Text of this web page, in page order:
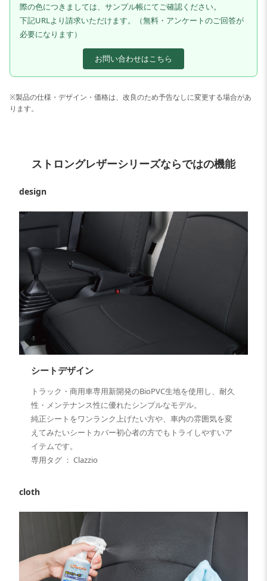
際の色につきましては、サンプル帳にてご確認ください。
下記URLより請求いただけます。（無料・アンケートのご回答が
必要になります）
お問い合わせはこちら
※製品の仕様・デザイン・価格は、改良のため予告なしに変更する場合があ
ります。
ストロングレザーシリーズならではの機能
design
シートデザイン
トラック・商用車専用新開発のBioPVC生地を使用し、耐久
性・メンテナンス性に優れたシンプルなモデル。
純正シートをワンランク上げたい方や、車内の雰囲気を変
えてみたいシートカバー初心者の方でもトライしやすいア
イテムです。
専用タグ ： Clazzio
cloth